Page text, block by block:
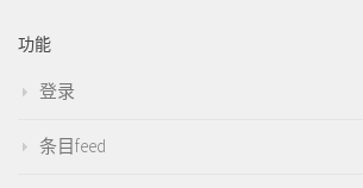
功能
登录
条目feed